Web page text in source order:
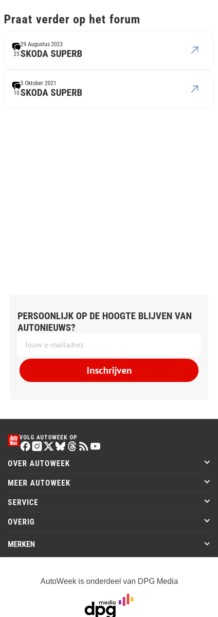
Praat verder op het forum
25SKODA SUPERB
29 Augustus 2023
10SKODA SUPERB
5 Oktober 2021
PERSOONLIJK OP DE HOOGTE BLIJVEN VAN
AUTONIEUWS?
Inschrijven
VOLG AUTOWEEK OP
OVER AUTOWEEK
MEER AUTOWEEK
SERVICE
OVERIG
MERKEN
AutoWeek is onderdeel van DPG Media